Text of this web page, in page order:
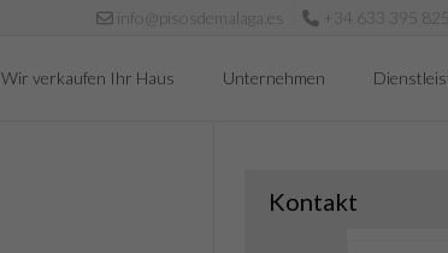
info@pisosdemalaga.es +34 633 395 825
Wir verkaufen Ihr Haus Unternehmen
Kontakt